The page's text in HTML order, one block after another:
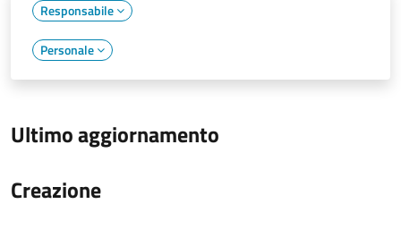
Responsabile
Personale
Ultimo aggiornamento
Creazione